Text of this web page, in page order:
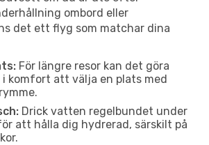
ombord eller
det ett flyg som matchar dina
För längre resor kan det göra
i komfort att välja en plats med
Drick vatten regelbundet under
att hålla dig hydrerad, särskilt på